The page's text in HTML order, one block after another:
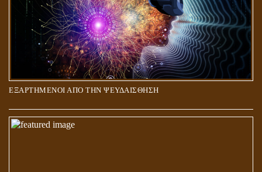
ΕΞΑΡΤΗΜΕΝΟΙ ΑΠΟ ΤΗΝ ΨΕΥΔΑΙΣΘΗΣΗ